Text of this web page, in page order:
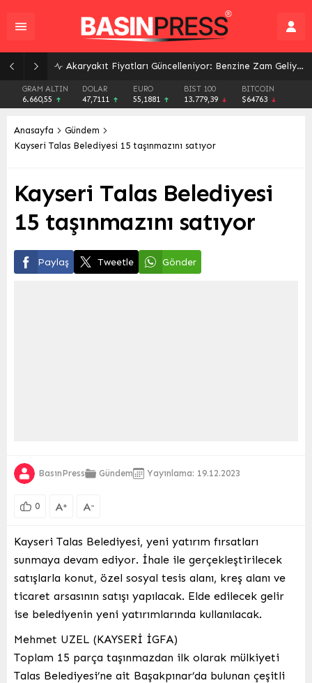
Akaryakıt Fiyatları Güncelleniyor: Benzine Zam Geliyor, İşte Yeni Rakamlar
GRAM ALTIN
6.660,55
DOLAR
47,7111
EURO
55,1881
BIST 100
13.779,39
BITCOIN
$64763
Anasayfa
Gündem
Kayseri Talas Belediyesi 15 taşınmazını satıyor
Kayseri Talas Belediyesi
15 taşınmazını satıyor
Paylaş Tweetle Gönder
BasınPress Gündem Yayınlama: 19.12.2023
0 A+ A-
Kayseri Talas Belediyesi, yeni yatırım fırsatları
sunmaya devam ediyor. İhale ile gerçekleştirilecek
satışlarla konut, özel sosyal tesis alanı, kreş alanı ve
ticaret arsasının satışı yapılacak. Elde edilecek gelir
ise belediyenin yeni yatırımlarında kullanılacak.
Mehmet UZEL (KAYSERİ İGFA)
Toplam 15 parça taşınmazdan ilk olarak mülkiyeti
Talas Belediyesi’ne ait Başakpınar’da bulunan çeşitli